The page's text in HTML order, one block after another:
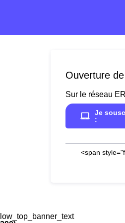
Ouverture
Sur le réseau
Je
:
<span